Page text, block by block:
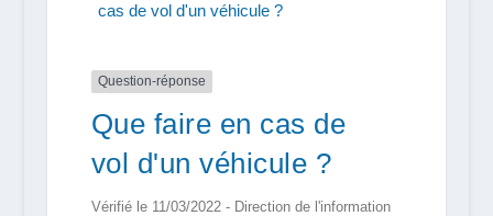
cas de vol d'un véhicule ?
Question-réponse
Que faire en cas de
vol d'un véhicule ?
Vérifié le 11/03/2022 - Direction de l'information